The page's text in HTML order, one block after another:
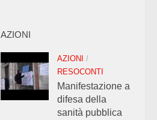
AZIONI
AZIONI /
RESOCONTI
Manifestazione a
difesa della
sanità pubblica